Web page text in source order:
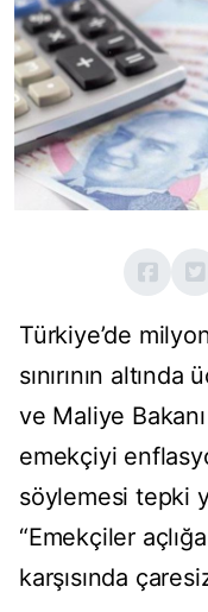
Türkiye’de
sınırının
ve Maliye
emekçiyi
söylemesi tepki
“Emekçiler
karşısında